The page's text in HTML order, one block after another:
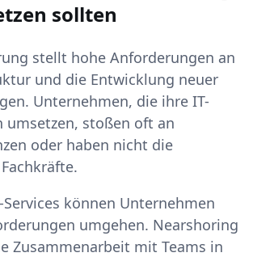
sollten
stellt hohe Anforderungen an
und die Entwicklung neuer
Unternehmen, die ihre IT-
umsetzen, stoßen oft an
oder haben nicht die
können Unternehmen
umgehen. Nearshoring
Zusammenarbeit mit Teams in